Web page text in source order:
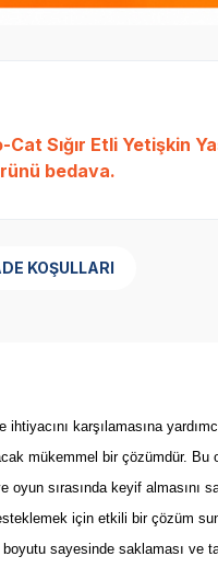
Cat Sığır Etli Yetişkin
bedava.
KOŞULLARI
karşılamasına
mükemmel bir çözümdür. Bu
sırasında keyif almasını
için etkili bir çözüm
sayesinde saklaması ve